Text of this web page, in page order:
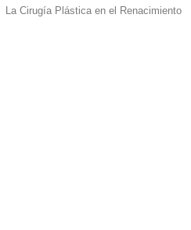
La Cirugía Plástica en el Renacimiento